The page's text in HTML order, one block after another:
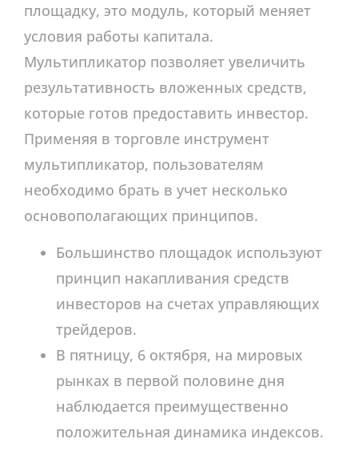
площадку, это модуль, который меняет
условия работы капитала.
Мультипликатор позволяет увеличить
результативность вложенных средств,
которые готов предоставить инвестор.
Применяя в торговле инструмент
мультипликатор, пользователям
необходимо брать в учет несколько
основополагающих принципов.
Большинство площадок используют
принцип накапливания средств
инвесторов на счетах управляющих
трейдеров.
В пятницу, 6 октября, на мировых
рынках в первой половине дня
наблюдается преимущественно
положительная динамика индексов.